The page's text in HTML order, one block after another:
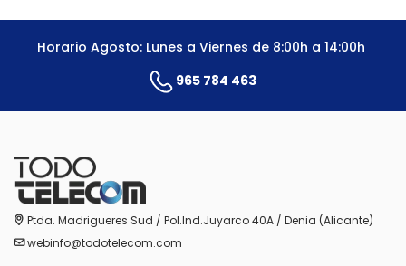
Horario Agosto: Lunes a Viernes de 8:00h a 14:00h
965 784 463
Ptda. Madrigueres Sud / Pol.Ind.Juyarco 40A / Denia (Alicante)
webinfo@todotelecom.com